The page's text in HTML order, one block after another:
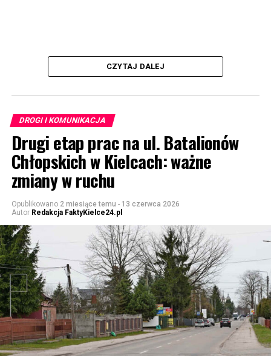
CZYTAJ DALEJ
DROGI I KOMUNIKACJA
Drugi etap prac na ul. Batalionów
Chłopskich w Kielcach: ważne
zmiany w ruchu
Opublikowano 2 miesiące temu - 13 czerwca 2026
Autor Redakcja FaktyKielce24.pl